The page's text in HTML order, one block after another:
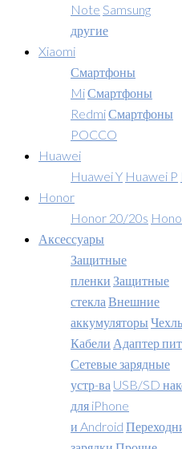
Note Samsung
другие
Xiaomi
Смартфоны
MiСмартфоны
RedmiСмартфоны
POCCO
Huawei
Huawei Y Huawei P
Honor
Honor 20/20s
Аксессуары
Защитные
пленки Защитные
стекла Внешние
аккумуляторы
Кабели Адаптер
Сетевые зарядные
устр-ва USB/SD
для iPhone
и Android